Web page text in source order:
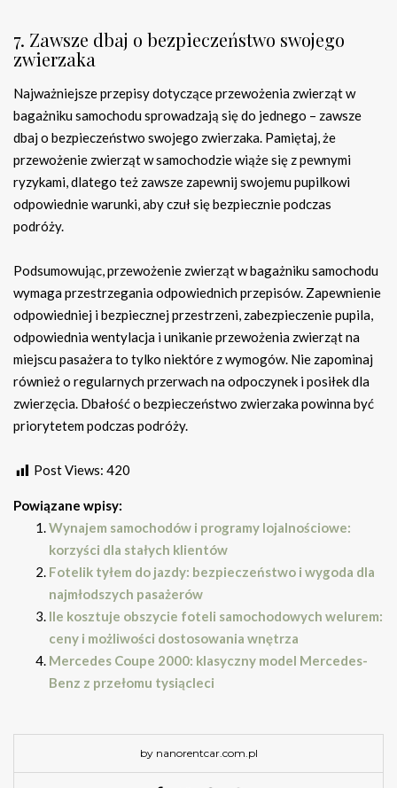
7. Zawsze dbaj o bezpieczeństwo swojego
zwierzaka
Najważniejsze przepisy dotyczące przewożenia zwierząt w
bagażniku samochodu sprowadzają się do jednego – zawsze
dbaj o bezpieczeństwo swojego zwierzaka. Pamiętaj, że
przewożenie zwierząt w samochodzie wiąże się z pewnymi
ryzykami, dlatego też zawsze zapewnij swojemu pupilkowi
odpowiednie warunki, aby czuł się bezpiecznie podczas
podróży.
Podsumowując, przewożenie zwierząt w bagażniku samochodu
wymaga przestrzegania odpowiednich przepisów. Zapewnienie
odpowiedniej i bezpiecznej przestrzeni, zabezpieczenie pupila,
odpowiednia wentylacja i unikanie przewożenia zwierząt na
miejscu pasażera to tylko niektóre z wymogów. Nie zapominaj
również o regularnych przerwach na odpoczynek i posiłek dla
zwierzęcia. Dbałość o bezpieczeństwo zwierzaka powinna być
priorytetem podczas podróży.
Post Views: 420
Powiązane wpisy:
Wynajem samochodów i programy lojalnościowe:
korzyści dla stałych klientów
Fotelik tyłem do jazdy: bezpieczeństwo i wygoda dla
najmłodszych pasażerów
Ile kosztuje obszycie foteli samochodowych welurem:
ceny i możliwości dostosowania wnętrza
Mercedes Coupe 2000: klasyczny model Mercedes-
Benz z przełomu tysiącleci
by nanorentcar.com.pl